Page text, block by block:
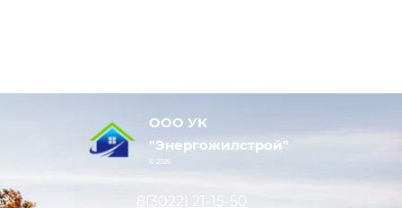
ООО УК
"Энергожилстрой"
© 2026
8(3022) 21-15-50